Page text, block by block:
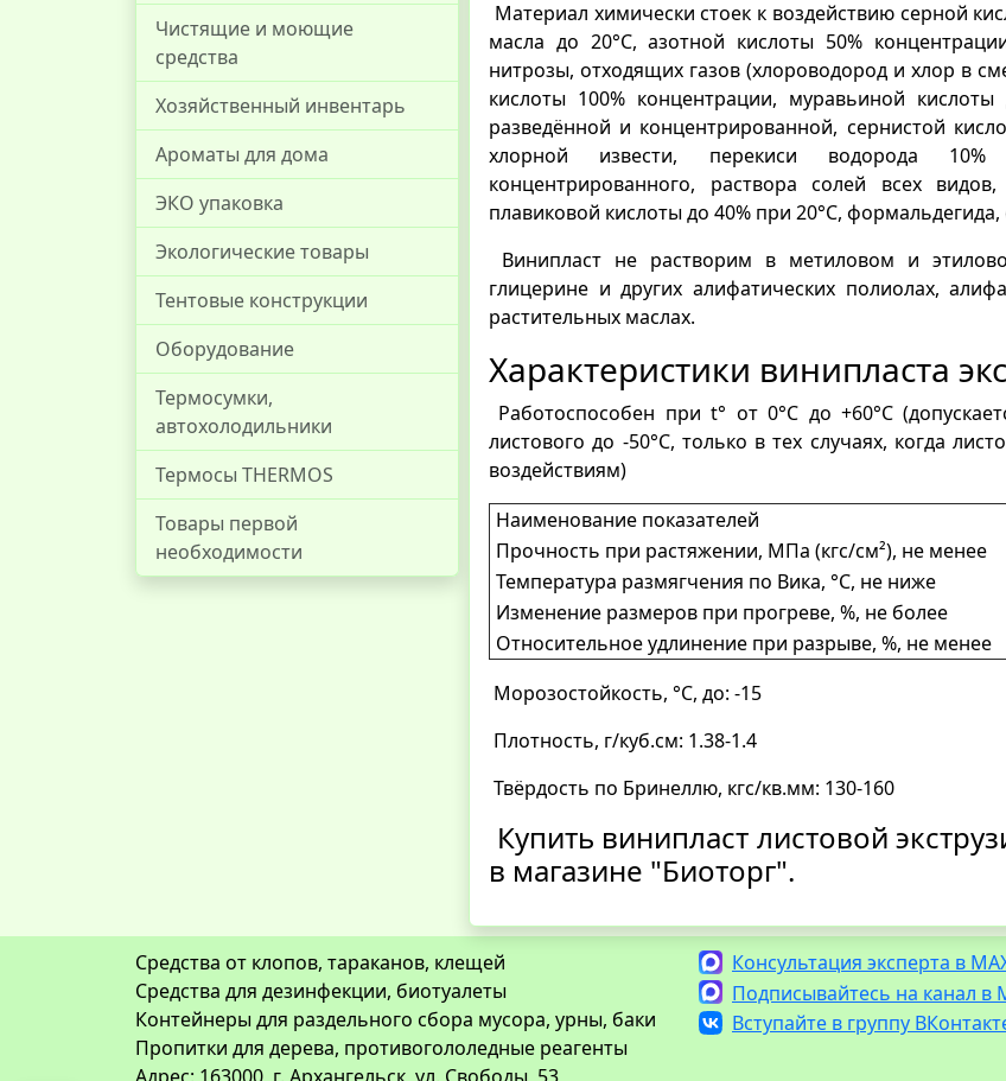
Чистящие и моющие
средства
Хозяйственный инвентарь
Ароматы для дома
ЭКО упаковка
Экологические товары
Тентовые конструкции
Оборудование
Термосумки,
автохолодильники
Термосы THERMOS
Товары первой
необходимости
Материал химически стоек к воздействию серной
масла до 20°С, азотной кислоты 50%
нитрозы, отходящих газов (хлороводород и хлор в
кислоты 100% концентрации, муравьиной
разведённой и концентрированной, сернистой
хлорной извести, перекиси водорода 10%
концентрированного, раствора солей всех
плавиковой кислоты до 40% при 20°С,
Винипласт не растворим в метиловом и
глицерине и других алифатических полиолах,
растительных маслах.
Характеристики винипласта
Работоспособен при t° от 0°С до +60°С
листового до -50°С, только в тех случаях, когда
воздействиям)
Наименование показателей
Прочность при растяжении, МПа (кгс/см²), не менее
Температура размягчения по Вика, °С, не ниже
Изменение размеров при прогреве, %, не более
Относительное удлинение при разрыве, %, не менее
Морозостойкость, °C, до: -15
Плотность, г/куб.см: 1.38-1.4
Твёрдость по Бринеллю, кгс/кв.мм: 130-160
Купить винипласт листовой
в магазине "Биоторг".
Средства от клопов, тараканов, клещей
Средства для дезинфекции, биотуалеты
Контейнеры для раздельного сбора мусора, урны, баки
Пропитки для дерева, противогололедные реагенты
Консультация эксперта в
Подписывайтесь на канал в
Вступайте в группу